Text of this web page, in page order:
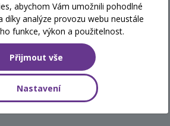
učení,
– Metoda 3T
abychom Vám umožnili pohodlné
díky analýze provozu webu neustále
funkce, výkon a použitelnost.
Přijmout vše
Nastavení